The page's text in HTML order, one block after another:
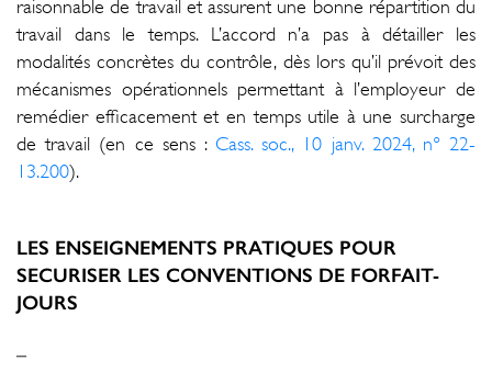
raisonnable de travail et assurent une bonne répartition du
travail dans le temps. L’accord n’a pas à détailler les
modalités concrètes du contrôle, dès lors qu’il prévoit des
mécanismes opérationnels permettant à l’employeur de
remédier efficacement et en temps utile à une surcharge
de travail (en ce sens : Cass. soc., 10 janv. 2024, n° 22-
13.200).
LES ENSEIGNEMENTS PRATIQUES POUR
SECURISER LES CONVENTIONS DE FORFAIT-
JOURS